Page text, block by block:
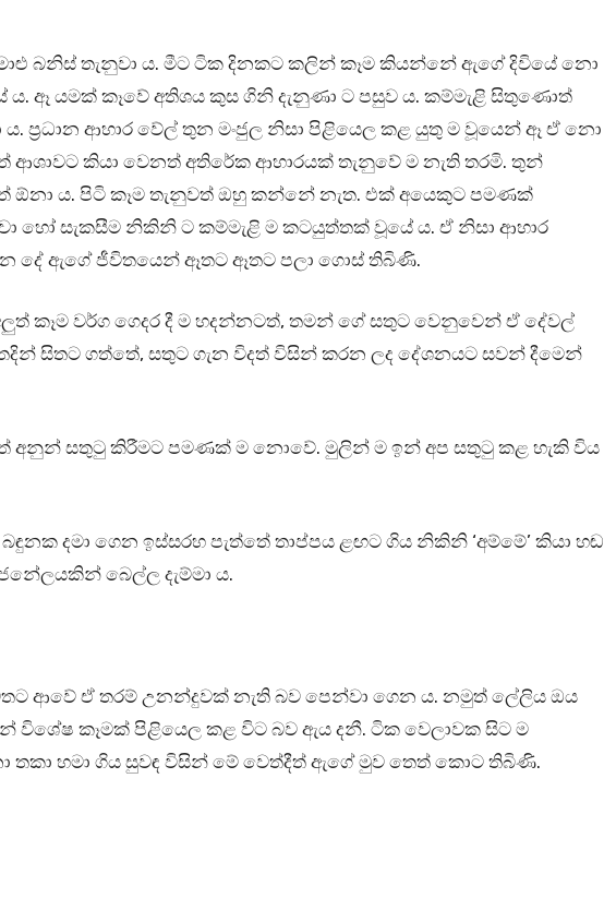
බනිස් තැනුවා ය. මීට ටික දිනකට කලින් කෑම කියන්නේ ඇගේ දිවියේ නො
ය. ඈ යමක් කෑවේ අතිශය කුස ගිනි දැනුණා ට පසුව ය. කම්මැළි සිතුණොත්
ප්‍රධාන ආහාර වේල් තුන මංජුල නිසා පිළියෙල කළ යුතු ම වූයෙන් ඈ ඒ නො
ආශාවට කියා වෙනත් අතිරේක ආහාරයක් තැනුවේ ම නැති තරමි. තුන්
ඕනා ය. පිටි කෑම තැනුවත් ඔහු කන්නේ නැත. එක් අයෙකුට පමණක්
හෝ සැකසීම නිකිනි ට කම්මැළි ම කටයුත්තක් වූයේ ය. ඒ නිසා ආහාර
දේ ඇගේ ජීවිතයෙන් ඈතට ඈතට පලා ගොස් තිබිණි.
කෑම වර්ග ගෙදර දී ම හදන්නටත්, තමන් ගේ සතුට වෙනුවෙන් ඒ දේවල්
සිතට ගත්තේ, සතුට ගැන විදත් විසින් කරන ලද දේශනයට සවන් දීමෙන්
අනුන් සතුටු කිරීමට පමණක් ම නොවේ. මුලින් ම ඉන් අප සතුටු කළ හැකි විය
දමා ගෙන ඉස්සරහ පැත්තේ තාප්පය ළඟට ගිය නිකිනි ‘අම්මේ’ කියා හඬ
ජනේලයකින් බෙල්ල දැම්මා ය.
ආවේ ඒ තරම් උනන්දුවක් නැති බව පෙන්වා ගෙන ය. නමුත් ලේලිය ඔය
විශේෂ කෑමක් පිළියෙල කළ විට බව ඇය දනී. ටික වෙලාවක සිට ම
තකා හමා ගිය සුවඳ විසින් මේ වෙත්දීත් ඇගේ මුව තෙත් කොට තිබිණි.